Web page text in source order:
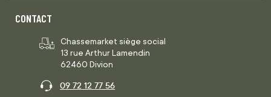
CONTACT
Chassemarket siège social
13 rue Arthur Lamendin
62460 Divion
09 72 12 77 56